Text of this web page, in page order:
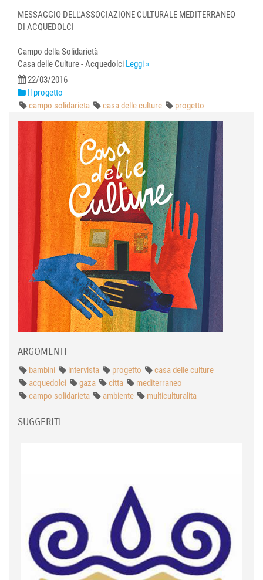
MESSAGGIO DELL'ASSOCIAZIONE CULTURALE MEDITERRANEO
DI ACQUEDOLCI
Campo della Solidarietà
Casa delle Culture - Acquedolci Leggi »
22/03/2016
Il progetto
campo solidarieta
casa delle culture progetto
ARGOMENTI
bambini intervista progetto
casa delle culture
acquedolci
gaza citta
mediterraneo
campo solidarieta
ambiente multiculturalita
SUGGERITI